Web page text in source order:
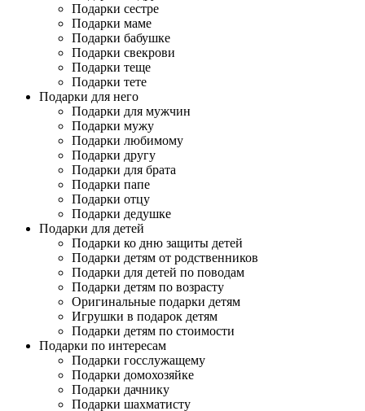
Подарки сестре
Подарки маме
Подарки бабушке
Подарки свекрови
Подарки теще
Подарки тете
Подарки для него
Подарки для мужчин
Подарки мужу
Подарки любимому
Подарки другу
Подарки для брата
Подарки папе
Подарки отцу
Подарки дедушке
Подарки для детей
Подарки ко дню защиты детей
Подарки детям от родственников
Подарки для детей по поводам
Подарки детям по возрасту
Оригинальные подарки детям
Игрушки в подарок детям
Подарки детям по стоимости
Подарки по интересам
Подарки госслужащему
Подарки домохозяйке
Подарки дачнику
Подарки шахматисту